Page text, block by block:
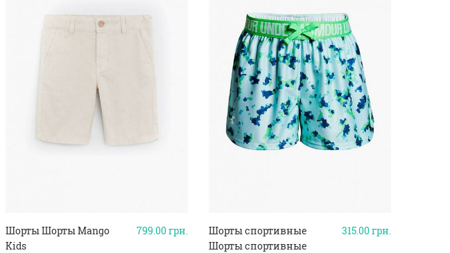
799.00грн.
Шорты Шорты Mango
Kids
315.00грн.
Шорты спортивные
Шорты спортивные